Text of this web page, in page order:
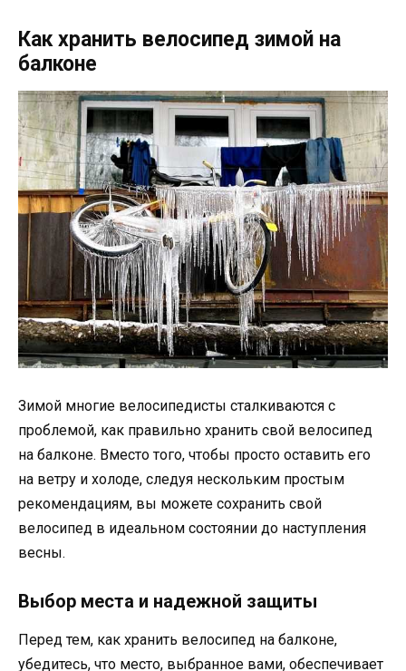
Как хранить велосипед зимой на
балконе
Зимой многие велосипедисты сталкиваются с
проблемой, как правильно хранить свой велосипед
на балконе. Вместо того, чтобы просто оставить его
на ветру и холоде, следуя нескольким простым
рекомендациям, вы можете сохранить свой
велосипед в идеальном состоянии до наступления
весны.
Выбор места и надежной защиты
Перед тем, как хранить велосипед на балконе,
убедитесь, что место, выбранное вами, обеспечивает